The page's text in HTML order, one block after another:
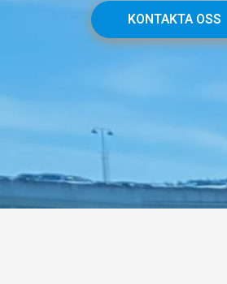
KONTAKTA OSS